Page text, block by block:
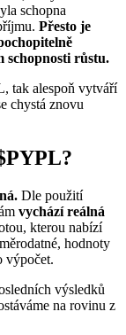
schopna
Přesto je
schopnosti růstu.
, tak alespoň vytváří
chystá znovu
?
Dle použití
vychází reálná
kterou nabízí
hodnoty
výpočet.
výsledků
na rovinu z